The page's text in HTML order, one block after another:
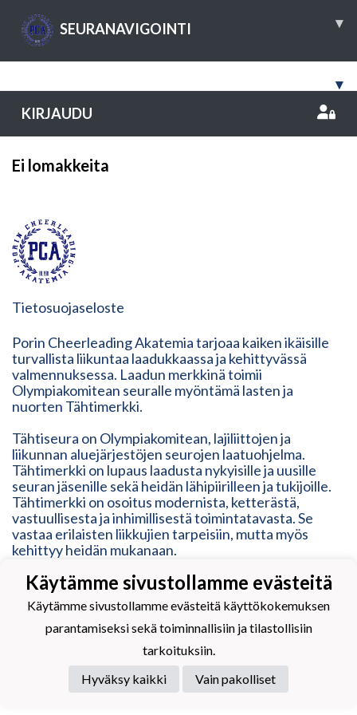
SEURANAVIGOINTI ▾
▾
KIRJAUDU
Ei lomakkeita
Tietosuojaseloste
Porin Cheerleading Akatemia tarjoaa kaiken ikäisille
turvallista liikuntaa laadukkaassa ja kehittyvässä
valmennuksessa. Laadun merkkinä toimii
Olympiakomitean seuralle myöntämä lasten ja
nuorten Tähtimerkki.
Tähtiseura on Olympiakomitean, lajiliittojen ja
liikunnan aluejärjestöjen seurojen laatuohjelma.
Tähtimerkki on lupaus laadusta nykyisille ja uusille
seuran jäsenille sekä heidän lähipiirilleen ja tukijoille.
Tähtimerkki on osoitus modernista, ketterästä,
vastuullisesta ja inhimillisestä toimintatavasta. Se
vastaa erilaisten liikkujien tarpeisiin, mutta myös
kehittyy heidän mukanaan.
Käytämme sivustollamme evästeitä
Käytämme sivustollamme evästeitä käyttökokemuksen
parantamiseksi sekä toiminnallisiin ja tilastollisiin
tarkoituksiin.
Hyväksy kaikki
Vain pakolliset